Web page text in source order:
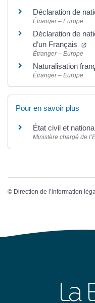
Déclaration de
Étranger – Europe
Déclaration de
d’un Français
Étranger – Europe
Naturalisation
Étranger – Europe
Pour en savoir plus
État civil et
Ministère chargé de
© Direction de l’information